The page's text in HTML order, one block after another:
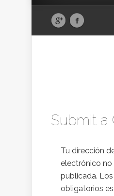
Submit a
Tu dirección
electrónico no
publicada.
obligatorios